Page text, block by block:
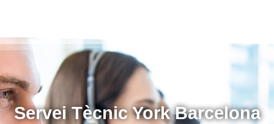
Servei Tècnic York Barcelona